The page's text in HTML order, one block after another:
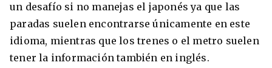
un desafío si no manejas el japonés ya que las
paradas suelen encontrarse únicamente en este
idioma, mientras que los trenes o el metro suelen
tener la información también en inglés.